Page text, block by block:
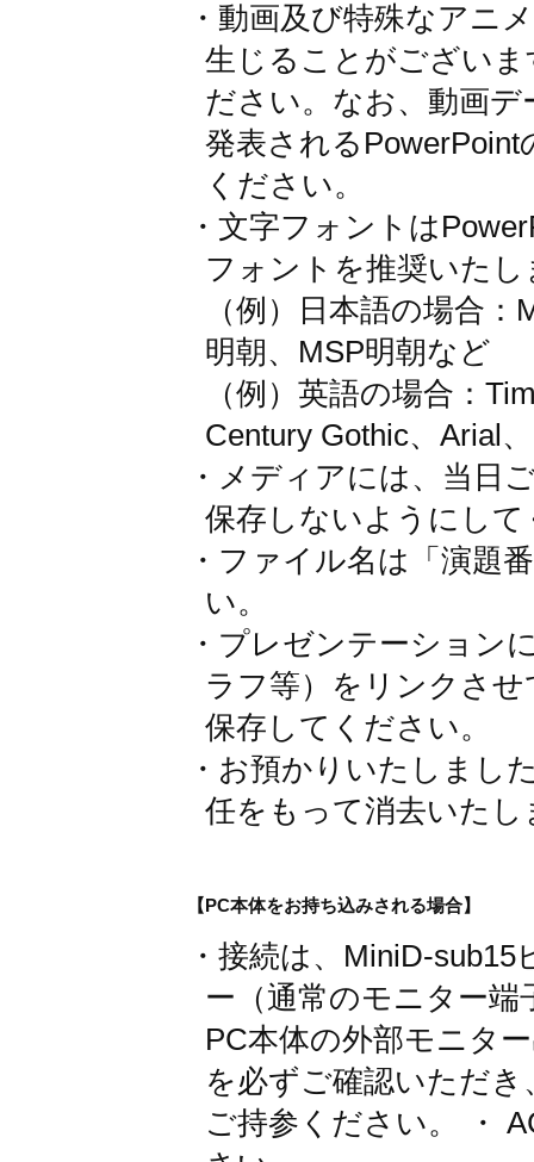
・動画及び特殊なアニ
生じることがござい
ださい。なお、動画
発表される
ください。
・文字フォントは
フォントを推奨いたし
（例）日本語の場合
明朝、MSP明朝など
（例）英語の場合：
Century Gothic、Arial
・メディアには、当日
保存しないようにし
・ファイル名は「演題
い。
・プレゼンテーション
ラフ等）をリンクさ
保存してください。
・お預かりいたしまし
任をもって消去いたし
【PC本体をお持ち込みされる場合】
・接続は、MiniD-
ー（通常のモニター
PC本体の外部モニタ
を必ずご確認いただ
ご持参ください。 ・